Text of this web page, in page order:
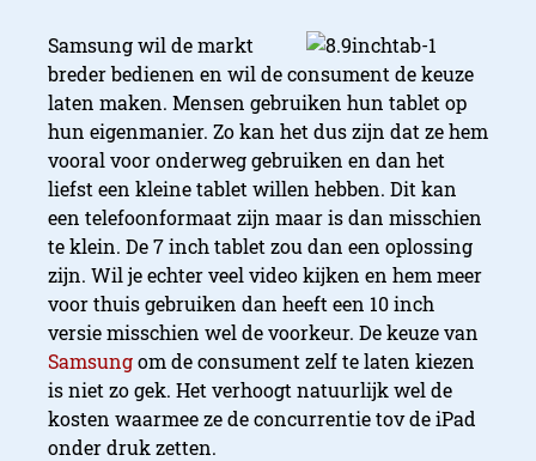
Samsung wil de markt
breder bedienen en wil de consument de keuze
laten maken. Mensen gebruiken hun tablet op
hun eigenmanier. Zo kan het dus zijn dat ze hem
vooral voor onderweg gebruiken en dan het
liefst een kleine tablet willen hebben. Dit kan
een telefoonformaat zijn maar is dan misschien
te klein. De 7 inch tablet zou dan een oplossing
zijn. Wil je echter veel video kijken en hem meer
voor thuis gebruiken dan heeft een 10 inch
versie misschien wel de voorkeur. De keuze van
Samsungom de consument zelf te laten kiezen
is niet zo gek. Het verhoogt natuurlijk wel de
kosten waarmee ze de concurrentie tov de iPad
onder druk zetten.